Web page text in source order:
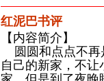
红泥巴书评
【内容简介】
圆圆和点点不再
自己的新家，不